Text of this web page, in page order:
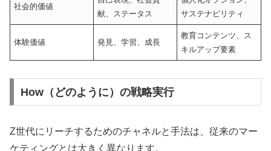
社会的価値
献、ステータス
サステナビリティ
体験価値 発見、学習、成長
教育コンテンツ、ス
キルアップ要素
How（どのように）の戦略実行
Z世代にリーチするためのチャネルと手法は、従来のマー
ケティングとは大きく異なります。